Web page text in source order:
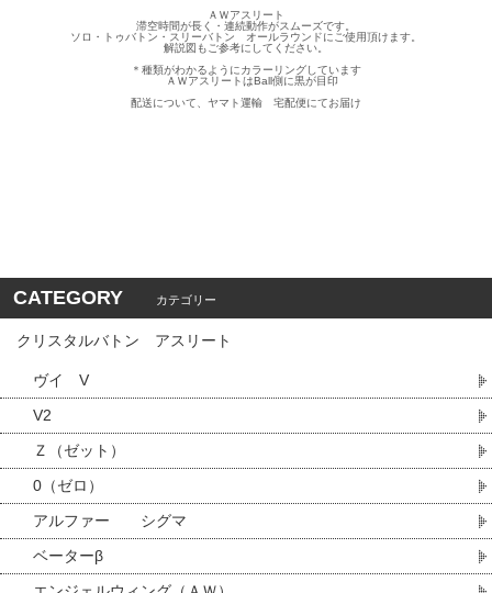
ＡＷアスリート
滞空時間が長く・連続動作がスムーズです。
ソロ・トゥバトン・スリーバトン オールラウンドにご使用頂けます。
解説図もご参考にしてください。
＊種類がわかるようにカラーリングしています
ＡＷアスリートはBall側に黒が目印
配送について、ヤマト運輸 宅配便にてお届け
CATEGORY カテゴリー
クリスタルバトン アスリート
ヴイ V
V2
Ｚ（ゼット）
0（ゼロ）
アルファー シグマ
ベーターβ